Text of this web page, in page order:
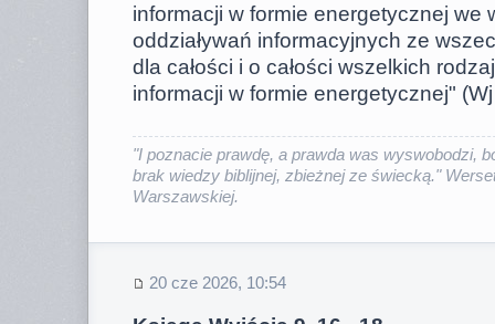
informacji w formie energetycznej we
oddziaływań informacyjnych ze
dla całości i o całości wszelkich
informacji w formie energetycznej"
"I poznacie prawdę, a prawda was wyswobodzi,
brak wiedzy biblijnej, zbieżnej ze świecką."
Warszawskiej.
20 cze 2026, 10:54